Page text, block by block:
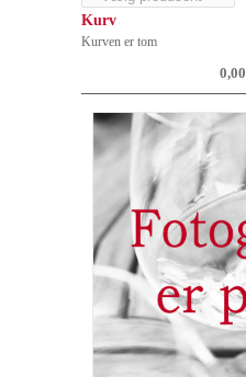
Kurv
Kurven er tom
0,00